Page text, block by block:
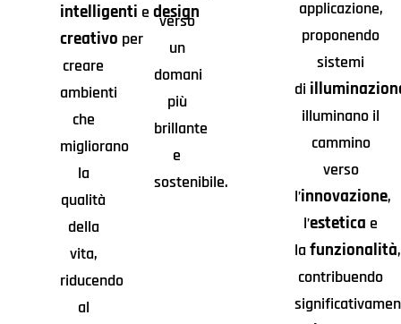
intelligenti edesign
creativo per
creare
ambienti
che
migliorano
la
qualità
della
vita,
riducendo
al
verso
un
domani
più
brillante
e
sostenibile.
applicazione,
proponendo
sistemi
di
illuminano il
cammino
verso
l’innovazione,
l’estetica e
lafunzionalità,
contribuendo